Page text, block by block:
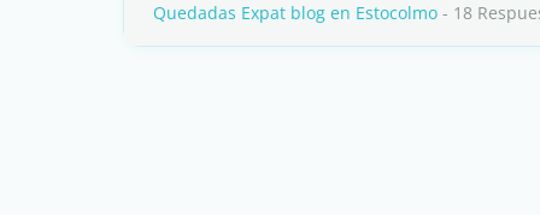
Quedadas Expat blog en Estocolmo - 18